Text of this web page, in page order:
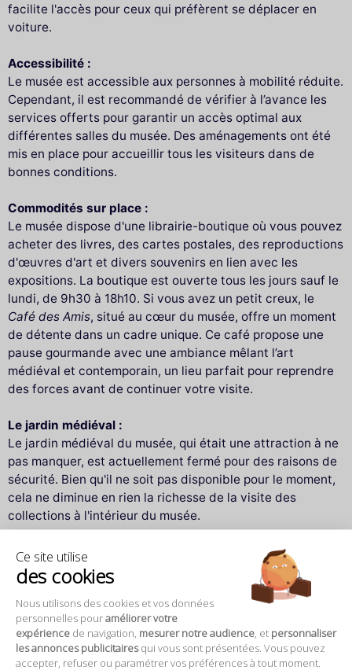
Ce site utilise
des cookies
Nous utilisons des cookies et vos données
personnelles pouraméliorer votre
expérience de navigation, mesurer notre audience , et personnaliser
les annonces publicitairesqui vous sont présentées. Vous pouvez
accepter, refuser ou paramétrer vos préférences à tout moment.
facilite l'accès pour ceux qui préfèrent se déplacer en
voiture.
Accessibilité :
Le musée est accessible aux personnes à mobilité réduite.
Cependant, il est recommandé de vérifier à l’avance les
services offerts pour garantir un accès optimal aux
différentes salles du musée. Des aménagements ont été
mis en place pour accueillir tous les visiteurs dans de
bonnes conditions.
Commodités sur place :
Le musée dispose d'une librairie-boutique où vous pouvez
acheter des livres, des cartes postales, des reproductions
d'œuvres d'art et divers souvenirs en lien avec les
expositions. La boutique est ouverte tous les jours sauf le
lundi, de 9h30 à 18h10. Si vous avez un petit creux, le
Café des Amis, situé au cœur du musée, offre un moment
de détente dans un cadre unique. Ce café propose une
pause gourmande avec une ambiance mêlant l’art
médiéval et contemporain, un lieu parfait pour reprendre
des forces avant de continuer votre visite.
Le jardin médiéval :
Le jardin médiéval du musée, qui était une attraction à ne
pas manquer, est actuellement fermé pour des raisons de
sécurité. Bien qu'il ne soit pas disponible pour le moment,
cela ne diminue en rien la richesse de la visite des
collections à l'intérieur du musée.
Règlement de visite :
Pour garantir la sécurité de tous, il est important de
respecter certaines règles pendant votre visite. Dans le
cadre du plan Vigipirate, les valises, sacs de voyage et
sacs à dos de grande taille ne sont pas autorisés. Les
grands parapluies doivent être déposés à l'entrée du
musée. En cas de forte affluence, les poussettes devront